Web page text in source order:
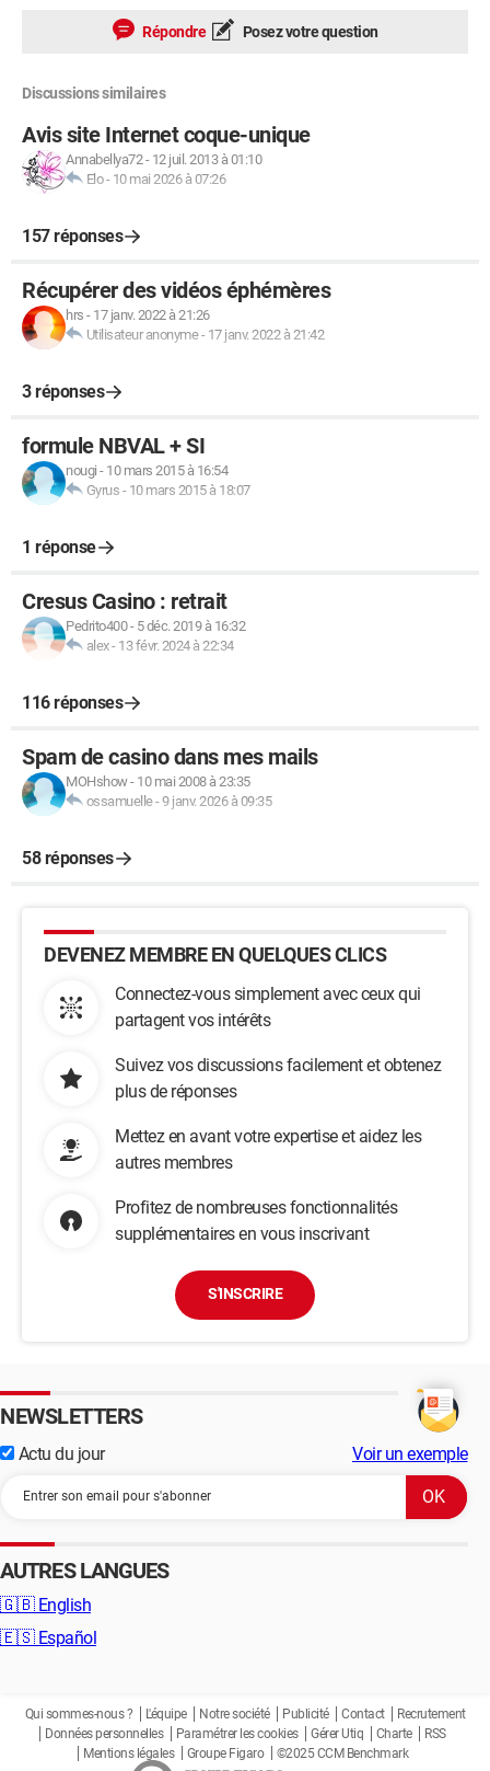
Répondre Posez votre question
Discussions similaires
Avis site Internet coque-unique
Annabellya72- 12 juil. 2013 à 01:10
Elo- 10 mai 2026 à 07:26
157 réponses
Récupérer des vidéos éphémères
hrs - 17 janv. 2022 à 21:26
Utilisateur anonyme- 17 janv. 2022 à 21:42
3 réponses
formule NBVAL + SI
nougi - 10 mars 2015 à 16:54
Gyrus - 10 mars 2015 à 18:07
1 réponse
Cresus Casino : retrait
Pedrito400- 5 déc. 2019 à 16:32
alex- 13 févr. 2024 à 22:34
116 réponses
Spam de casino dans mes mails
MOHshow- 10 mai 2008 à 23:35
ossamuelle-9 janv. 2026 à 09:35
58 réponses
DEVENEZ MEMBRE EN QUELQUES CLICS
Connectez-vous simplement avec ceux qui
partagent vos intérêts
Suivez vos discussions facilement et obtenez
plus de réponses
Mettez en avant votre expertise et aidez les
autres membres
Profitez de nombreuses fonctionnalités
supplémentaires en vous inscrivant
S'INSCRIRE
NEWSLETTERS
Actu du jour Voir un exemple
AUTRES LANGUES
🇬🇧 English
🇪🇸 Español
Qui sommes-nous ? L'équipe Notre société Publicité Contact
Recrutement
Données personnelles
Paramétrer les cookies Gérer Utiq Charte
RSS
Mentions légales
Groupe Figaro ©2025 CCM Benchmark